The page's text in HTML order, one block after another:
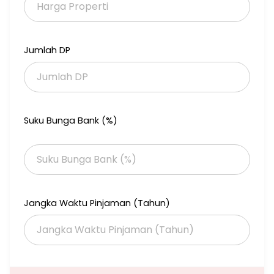
*Harga: 2M*
5 menit ke RS Mayapada
5 menit ke Pasar Pakis
10 menit ke Tol Satelit
10 menit ke Kampus WK
-Dekat dengan sekolah Negeri dan SIS, Petra, MDC
Jumlah DP
Suku Bunga Bank (%)
Jangka Waktu Pinjaman (Tahun)